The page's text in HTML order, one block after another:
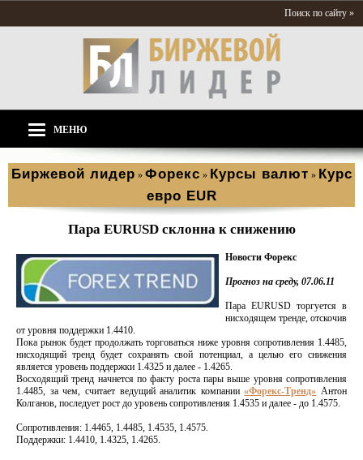
Поиск по сайту »
МЕНЮ
Биржевой лидер » Форекс » Курсы валют » Курс
евро EUR
Пара EURUSD склонна к снижению
Новости Форекс
Прогноз на среду, 07.06.11
Пара EURUSD торгуется в
нисходящем тренде, отскочив
от уровня поддержки 1.4410.
Пока рынок будет продолжать торговаться ниже уровня сопротивления 1.4485,
нисходящий тренд будет сохранять свой потенциал, а целью его снижения
является уровень поддержки 1.4325 и далее - 1.4265.
Восходящий тренд начнется по факту роста пары выше уровня сопротивления
1.4485, за чем, считает ведущий аналитик компании«Форекс-Тренд» Антон
Колганов, последует рост до уровень сопротивления 1.4535 и далее - до 1.4575.
Сопротивления: 1.4465, 1.4485, 1.4535, 1.4575.
Поддержки: 1.4410, 1.4325, 1.4265.